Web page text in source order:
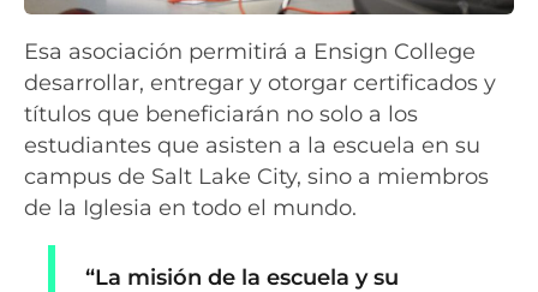
Esa asociación permitirá a Ensign College
desarrollar, entregar y otorgar certificados y
títulos que beneficiarán no solo a los
estudiantes que asisten a la escuela en su
campus de Salt Lake City, sino a miembros
de la Iglesia en todo el mundo.
“La misión de la escuela y su